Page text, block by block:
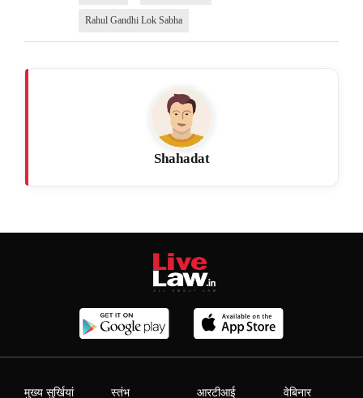
Rahul Gandhi Lok Sabha
Shahadat
मुख्य सुर्खियां स्तंभ आरटीआई वेबिनार